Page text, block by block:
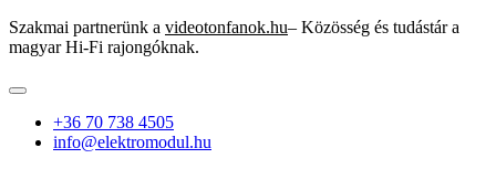
Szakmai partnerünk a videotonfanok.hu– Közösség és tudástár a
magyar Hi-Fi rajongóknak.
+36 70 738 4505
info@elektromodul.hu